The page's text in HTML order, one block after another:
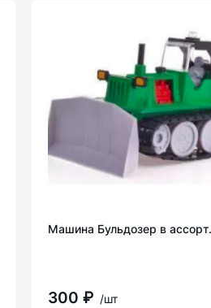
Машина Бульдозер в ассорт.
300 ₽ /шт